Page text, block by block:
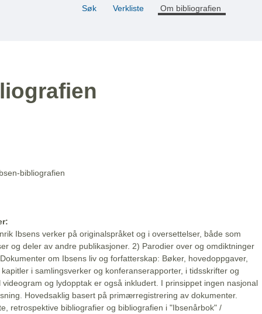
Søk Verkliste Om bibliografien
bibliografien
Ibsens verker på originalspråket og i oversettelser, både som
og deler av andre publikasjoner. 2) Parodier over og omdiktninger
om Ibsens liv og forfatterskap: Bøker, hovedoppgaver,
i samlingsverker og konferanserapporter, i tidsskrifter og
videogram og lydopptak er også inkludert. I prinsippet ingen nasjonal
Hovedsaklig basert på primærregistrering av dokumenter.
retrospektive bibliografier og bibliografien i "Ibsenårbok" /